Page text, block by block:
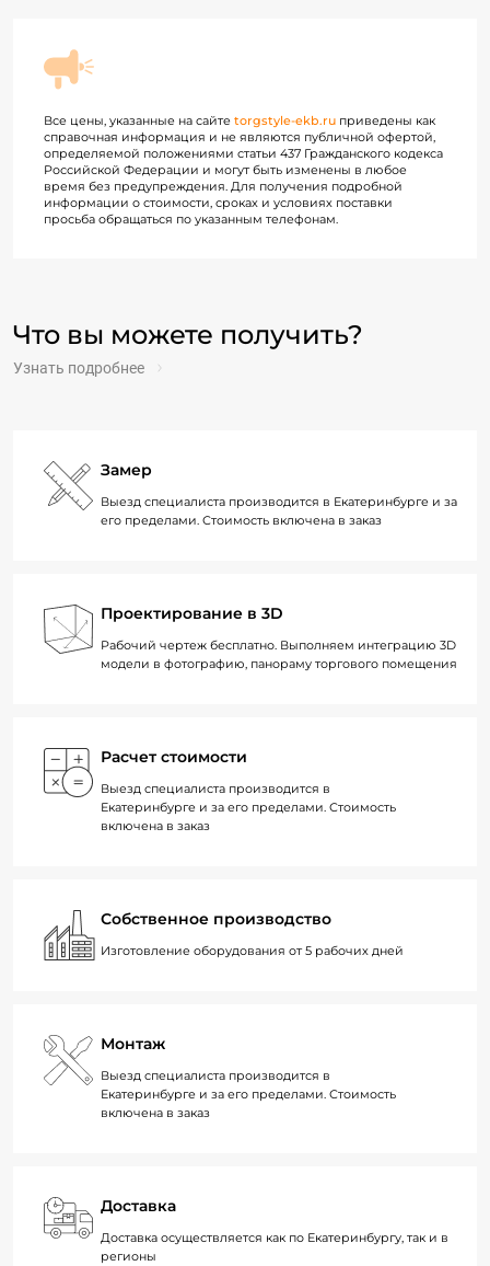
Все цены, указанные на сайте torgstyle-ekb.ru приведены как
справочная информация и не являются публичной офертой,
определяемой положениями статьи 437 Гражданского кодекса
Российской Федерации и могут быть изменены в любое
время без предупреждения. Для получения подробной
информации о стоимости, сроках и условиях поставки
просьба обращаться по указанным телефонам.
Что вы можете получить?
Узнать подробнее
Замер
Выезд специалиста производится в Екатеринбурге и за
его пределами. Стоимость включена в заказ
Проектирование в 3D
Рабочий чертеж бесплатно. Выполняем интеграцию 3D
модели в фотографию, панораму торгового помещения
Расчет стоимости
Выезд специалиста производится в
Екатеринбурге и за его пределами. Стоимость
включена в заказ
Собственное производство
Изготовление оборудования от 5 рабочих дней
Монтаж
Выезд специалиста производится в
Екатеринбурге и за его пределами. Стоимость
включена в заказ
Доставка
Доставка осуществляется как по Екатеринбургу, так и в
регионы